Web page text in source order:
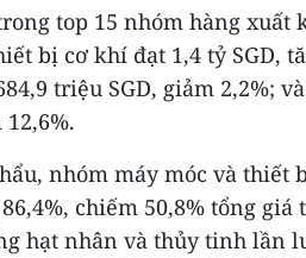
top 15 nhóm hàng
bị cơ khí đạt 1,4 tỷ SGD,
triệu SGD, giảm 2,2%;
12,6%.
nhóm máy móc và thiết
86,4%, chiếm 50,8% tổng
hạt nhân và thủy tinh lần